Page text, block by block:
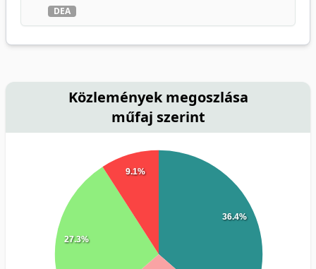
DEA
Közlemények megoszlása
műfaj szerint
36.4%
27.3%
9.1%